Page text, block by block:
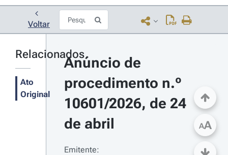
Voltar
Relacionados
Ato
Original
Anúncio de
procedimento n.º
10601/2026, de 24
de abril
Emitente:
AA